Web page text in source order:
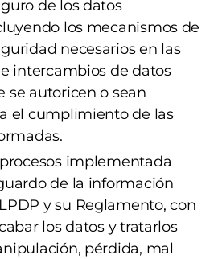
de los datos
los mecanismos de
necesarios en las
intercambios de datos
se autoricen o sean
el cumplimiento de las
implementada
de la información
y su Reglamento, con
los datos y tratarlos
pérdida, mal